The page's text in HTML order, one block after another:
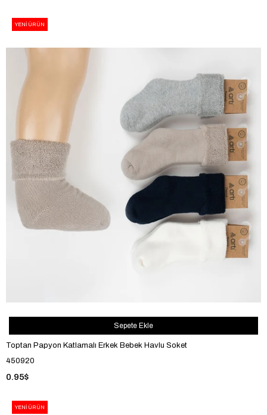
Toptan Papyon Katlamalı Erkek Bebek Havlu Soket
450920
0.95$
Sepete Ekle
YENI ÜRÜN
YENI ÜRÜN